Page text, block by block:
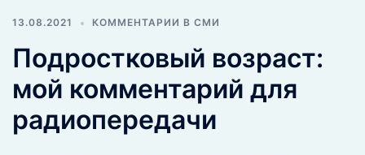
13.08.2021 КОММЕНТАРИИ В СМИ
Подростковый возраст:
мой комментарий для
радиопередачи